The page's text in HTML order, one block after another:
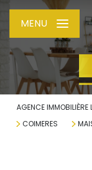
MENU
AGENCE
COIMERES